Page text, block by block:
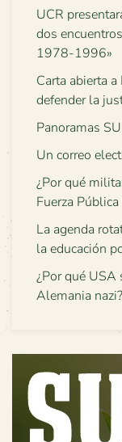
UCR
dos
1978-1996»
Carta abierta
defender la
Panoramas
Un correo
¿Por qué
Fuerza
La agenda
la educación
¿Por qué USA
Alemania nazi?